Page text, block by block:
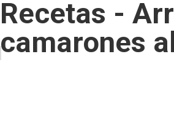
Recetas -
camarones